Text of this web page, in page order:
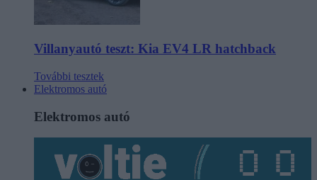
Villanyautó teszt: Kia EV4 LR hatchback
További tesztek
Elektromos autó
Elektromos autó